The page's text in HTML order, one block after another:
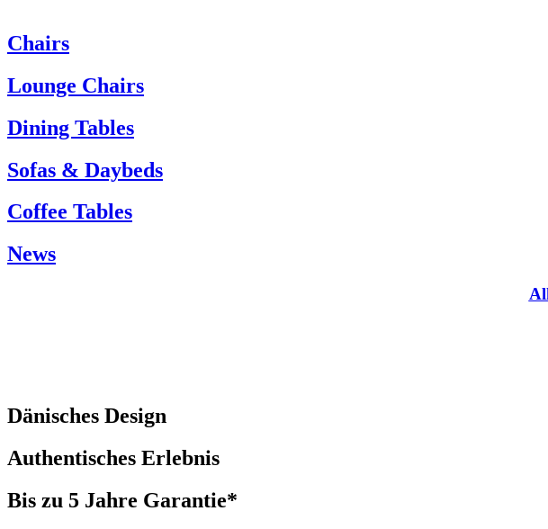
Wenn Sie Hilfe benötigen, wenden Sie sich bitte an den Kundenservice:
Tel.: +45 66 12 14 04
info@carlhansen.dk
Chairs
Lounge Chairs
Dining Tables
Sofas & Daybeds
Coffee Tables
News
Dänisches Design
Authentisches Erlebnis
Bis zu 5 Jahre Garantie*